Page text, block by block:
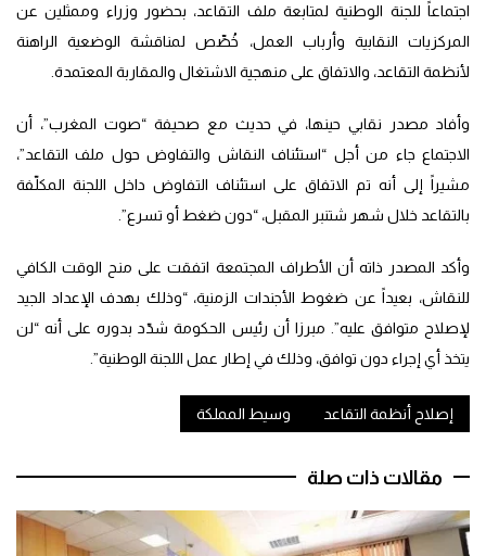
اجتماعاً للجنة الوطنية لمتابعة ملف التقاعد، بحضور وزراء وممثلين عن
المركزيات النقابية وأرباب العمل، خُصِّص لمناقشة الوضعية الراهنة
لأنظمة التقاعد، والاتفاق على منهجية الاشتغال والمقاربة المعتمدة.
وأفاد مصدر نقابي حينها، في حديث مع صحيفة “صوت المغرب”، أن
الاجتماع جاء من أجل “استئناف النقاش والتفاوض حول ملف التقاعد”،
مشيراً إلى أنه تم الاتفاق على استئناف التفاوض داخل اللجنة المكلّفة
بالتقاعد خلال شهر شتنبر المقبل، “دون ضغط أو تسرع”.
وأكد المصدر ذاته أن الأطراف المجتمعة اتفقت على منح الوقت الكافي
للنقاش، بعيداً عن ضغوط الأجندات الزمنية، “وذلك بهدف الإعداد الجيد
لإصلاح متوافق عليه”. مبرزا أن رئيس الحكومة شدّد بدوره على أنه “لن
يتخذ أي إجراء دون توافق، وذلك في إطار عمل اللجنة الوطنية”.
إصلاح أنظمة التقاعد وسيط المملكة
مقالات ذات صلة